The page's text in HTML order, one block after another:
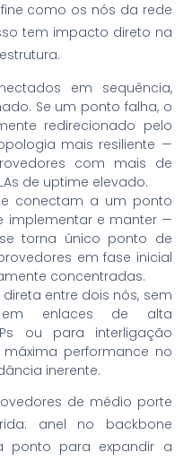
como os nós da rede
tem impacto direto na
em sequência,
Se um ponto falha, o
redirecionado pelo
mais resiliente —
com mais de
de uptime elevado.
conectam a um ponto
implementar e manter —
torna único ponto de
em fase inicial
concentradas.
entre dois nós, sem
em enlaces de alta
ou para interligação
performance no
inerente.
de médio porte
anel no backbone
ponto para expandir a